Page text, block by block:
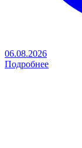
06.08.2026
Подробнее